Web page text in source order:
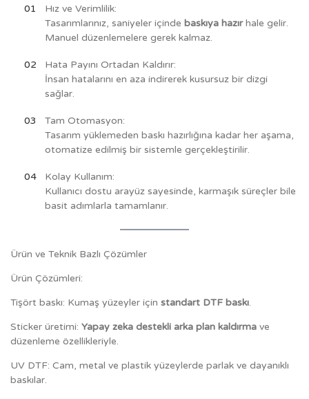
Hız ve Verimlilik:
Tasarımlarınız, saniyeler içinde baskıya hazırhale gelir.
Manuel düzenlemelere gerek kalmaz.
Hata Payını Ortadan Kaldırır:
İnsan hatalarını en aza indirerek kusursuz bir dizgi
sağlar.
Tam Otomasyon:
Tasarım yüklemeden baskı hazırlığına kadar her aşama,
otomatize edilmiş bir sistemle gerçekleştirilir.
Kolay Kullanım:
Kullanıcı dostu arayüz sayesinde, karmaşık süreçler bile
basit adımlarla tamamlanır.
Ürün ve Teknik Bazlı Çözümler
Ürün Çözümleri:
Tişört baskı: Kumaş yüzeyler için standart DTF baskı.
Sticker üretimi: Yapay zeka destekli arka plan kaldırma ve
düzenleme özellikleriyle.
UV DTF: Cam, metal ve plastik yüzeylerde parlak ve dayanıklı
baskılar.